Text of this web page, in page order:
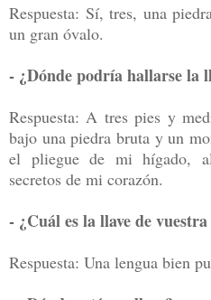
Respuesta: Sí, tres, una
un gran óvalo.
- ¿Dónde podría hallarse la
Respuesta: A tres pies y
bajo una piedra bruta y un
el pliegue de mi hígado,
secretos de mi corazón.
- ¿Cuál es la llave de
Respuesta: Una lengua bien